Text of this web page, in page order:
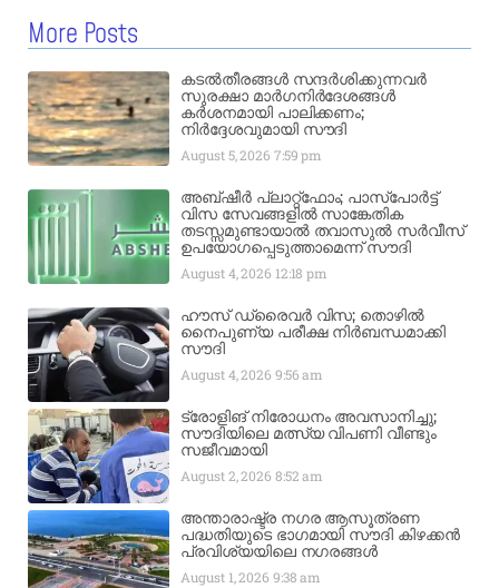
More Posts
കടൽതീരങ്ങൾ സന്ദർശിക്കുന്നവർ
സുരക്ഷാ മാർഗനിർദേശങ്ങൾ
കർശനമായി പാലിക്കണം;
നിർദ്ദേശവുമായി സൗദി
August 5, 2026 7:59 pm
അബ്ഷീർ പ്ലാറ്റ്‌ഫോം; പാസ്‌പോർട്ട്
വിസ സേവങ്ങളിൽ സാങ്കേതിക
തടസ്സമുണ്ടായാൽ തവാസുൽ സർവീസ്
ഉപയോഗപ്പെടുത്താമെന്ന് സൗദി
August 4, 2026 12:18 pm
ഹൗസ് ഡ്രൈവർ വിസ; തൊഴിൽ
നൈപുണ്യ പരീക്ഷ നിർബന്ധമാക്കി
സൗദി
August 4, 2026 9:56 am
ട്രോളിങ് നിരോധനം അവസാനിച്ചു;
സൗദിയിലെ മത്സ്യ വിപണി വീണ്ടും
സജീവമായി
August 2, 2026 8:52 am
അന്താരാഷ്ട്ര നഗര ആസൂത്രണ
പദ്ധതിയുടെ ഭാഗമായി സൗദി കിഴക്കൻ
പ്രവിശ്യയിലെ നഗരങ്ങൾ
August 1, 2026 9:38 am